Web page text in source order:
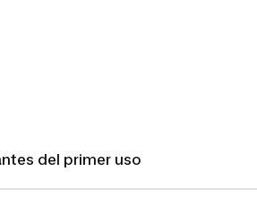
del primer uso